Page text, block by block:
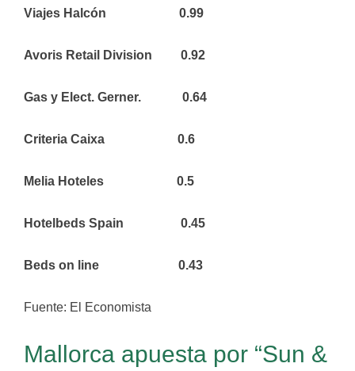
Viajes Halcón 0.99
Avoris Retail Division 0.92
Gas y Elect. Gerner. 0.64
Criteria Caixa 0.6
Melia Hoteles 0.5
Hotelbeds Spain 0.45
Beds on line 0.43
Fuente: El Economista
Mallorca apuesta por “Sun &